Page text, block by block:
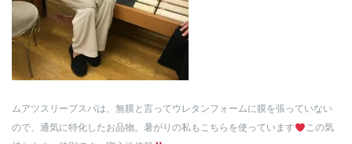
ムアツスリープスパは、無膜と言ってウレタンフォームに膜を張っていない
ので、通気に特化したお品物。暑がりの私もこちらを使っています
この気